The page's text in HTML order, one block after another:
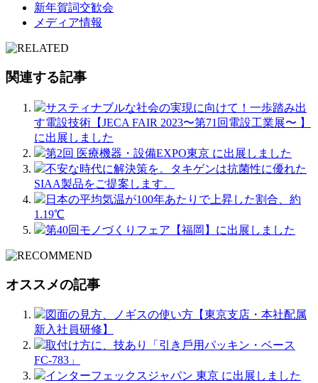
新年賀詞交歓会
メディア情報
関連する記事
サスティナブルな社会の実現に向けて！一歩踏み出
す電設技術【JECA FAIR 2023〜第71回電設工業展〜 】
に出展しました
第2回 医療機器・設備EXPO東京 に出展しました
不安な時代に解決策を。タキゲンは抗菌性に優れた
SIAA製品をご提案します。
日本の平均気温が100年あたりで上昇した割合、約
1.19℃
第40回モノづくりフェア【福岡】に出展しました
オススメの記事
図面の見方、ノギスの使い方【東京支店・本社配属
新入社員研修】
取付け方に、技あり「引き⼾⽤パッキン・ベース
FC-783」
インターフェックスジャパン 東京 に出展しました